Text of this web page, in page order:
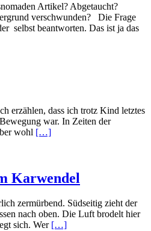
Artikel? Abgetaucht?
verschwunden? Die Frage
selbst beantworten. Das ist ja das
erzählen, dass ich trotz Kind letztes
war. In Zeiten der
wohl […]
Karwendel
zermürbend. Südseitig zieht der
nach oben. Die Luft brodelt hier
sich. Wer […]